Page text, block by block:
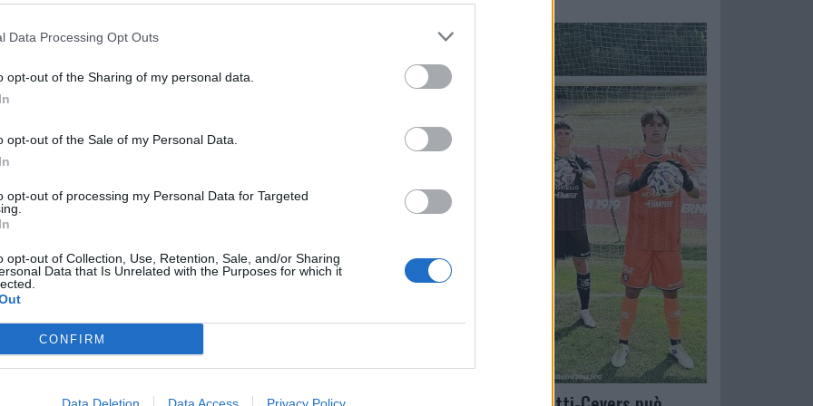
Data Processing Opt Outs
opt-out of the Sharing of my personal data.
opt-out of the Sale of my Personal Data.
opt-out of processing my Personal Data for Targeted
opt-out of Collection, Use, Retention, Sale, and/or Sharing
Data that Is Unrelated with the Purposes for which it
CONFIRM
riguardo ai prossimi incontri ufficiali
Torino ed Atalanta i primi 3. Questo
ma ad una semplice e sana
portare a dei risultati positivi.